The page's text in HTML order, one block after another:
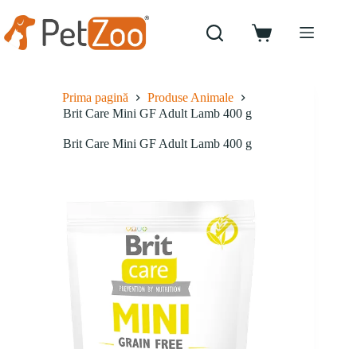
conținut
Coș
Prima pagină
Produse Animale
Brit Care Mini GF Adult Lamb 400 g
Brit Care Mini GF Adult Lamb 400 g